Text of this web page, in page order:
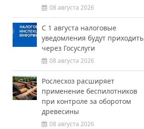
08 августа 2026
С 1 августа налоговые
уведомления будут приходить
через Госуслуги
08 августа 2026
Рослесхоз расширяет
применение беспилотников
при контроле за оборотом
древесины
08 августа 2026